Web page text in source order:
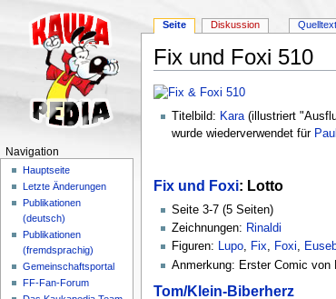
Fix und Foxi 510
Titelbild: Kara(illustriert
wurde wiederverwendet für
Fix und Foxi: Lotto
Seite 3-7 (5 Seiten)
Zeichnungen: Rinaldi
Figuren: Lupo, Fix, Foxi,
Anmerkung: Erster Comic von
Tom/Klein-Biberherz
Seite Diskussion
Navigation
Hauptseite
Letzte Änderungen
Publikationen
(deutsch)
Publikationen
(fremdsprachig)
Gemeinschaftsportal
FF-Fan-Forum